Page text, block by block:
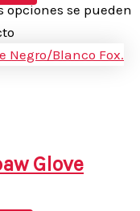
se pueden
Glove